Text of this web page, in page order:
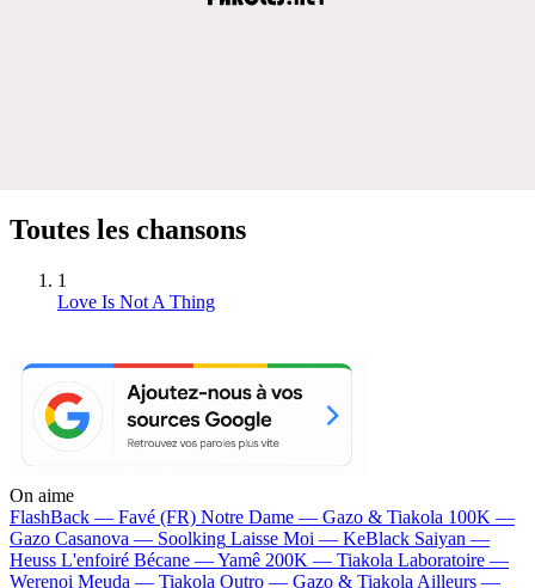
Toutes les chansons
1
Love Is Not A Thing
On aime
FlashBack — Favé (FR) Notre Dame — Gazo & Tiakola 100K —
Gazo Casanova — Soolking Laisse Moi — KeBlack Saiyan —
Heuss L'enfoiré Bécane —Yamê 200K — Tiakola Laboratoire —
Werenoi Meuda — Tiakola Outro — Gazo & Tiakola Ailleurs —